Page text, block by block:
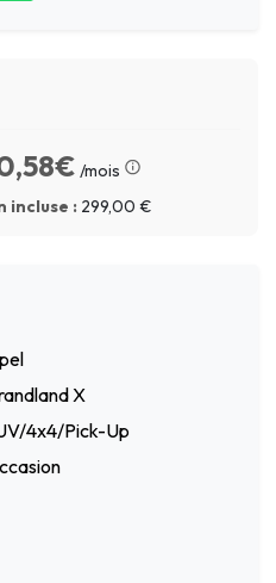
/mois
incluse : 299,00 €
X
4x4/Pick-Up